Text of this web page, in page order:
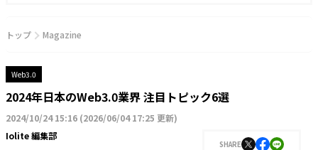
トップ Magazine
Web3.0
2024年日本のWeb3.0業界 注目トピック6選
2024/10/24 15:16 (2026/06/04 17:25 更新)
Iolite 編集部
SHARE